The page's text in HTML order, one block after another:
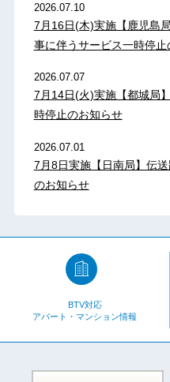
2026.07.10
7月16日(木)実施【鹿児島
事に伴うサービス一時停止
2026.07.07
7月14日(火)実施【都城局
時停止のお知らせ
2026.07.01
7月8日実施【日南局】伝
のお知らせ
BTV対応
アパート・マンション情報